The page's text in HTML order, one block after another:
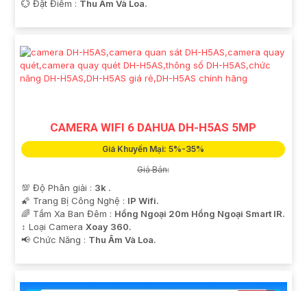
️💮 Đặt Điểm : Thu Âm Và Loa.
CAMERA WIFI 6 DAHUA DH-H5AS 5MP
Giá Khuyến Mại: 5%-35%
Giá Bán:
💯 Độ Phân giải : 3k .
🌠 Trang Bị Công Nghệ : IP Wifi.
🌈 Tầm Xa Ban Đêm : Hồng Ngoại 20m Hồng Ngoại Smart IR.
↕️ Loại Camera Xoay 360.
️📢 Chức Năng : Thu Âm Và Loa.